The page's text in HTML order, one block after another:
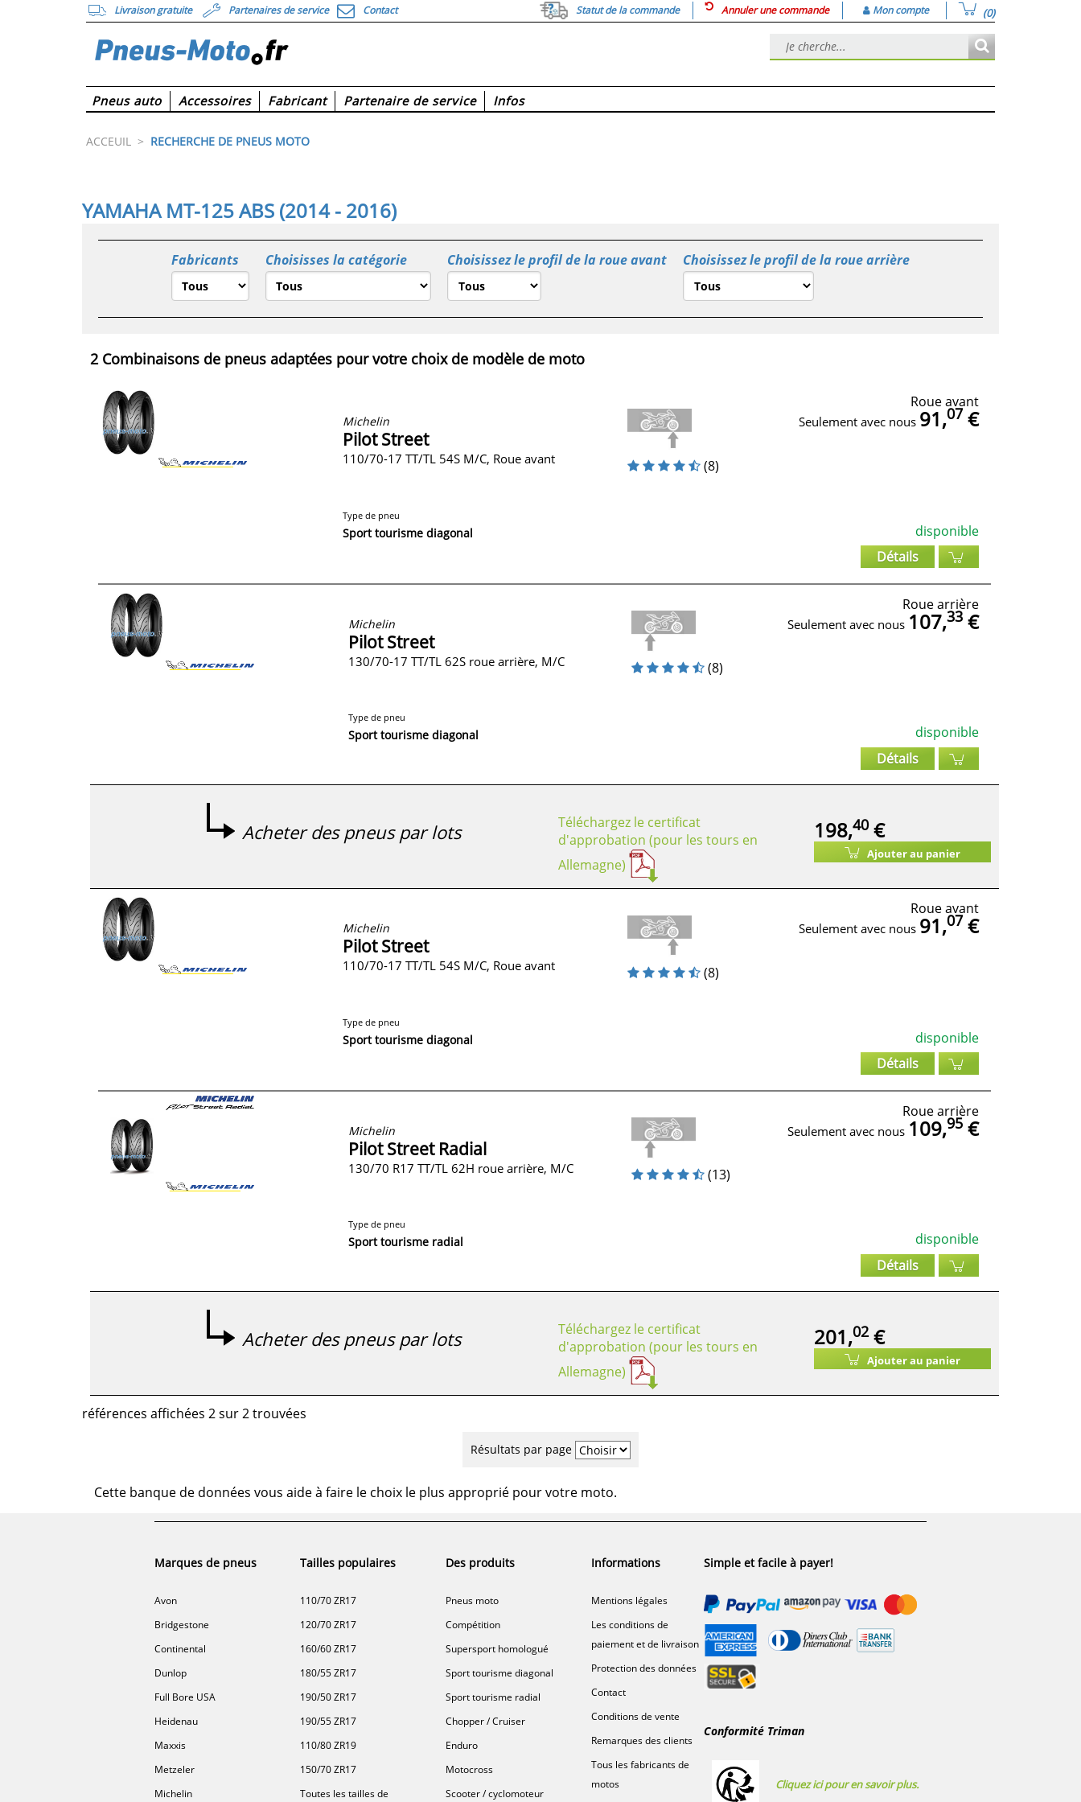
Livraison gratuite Partenaires de service Contact Statut de la commande Annuler une commande Mon compte (0)
Pneus auto Accessoires Fabricant Partenaire de service Infos
ACCEUIL > RECHERCHE DE PNEUS MOTO
YAMAHA MT-125 ABS (2014 - 2016)
Fabricants Choisisses la catégorie Choisissez le profil de la roue avant Choisissez le profil de la roue arrière
2 Combinaisons de pneus adaptées pour votre choix de modèle de moto
Michelin
Pilot Street
110/70-17 TT/TL 54S M/C, Roue avant
Type de pneu
Sport tourisme diagonal
(8)
Roue avant
Seulement avec nous 91,07€
disponible
Détails
Michelin
Pilot Street
130/70-17 TT/TL 62S roue arrière, M/C
Type de pneu
Sport tourisme diagonal
(8)
Roue arrière
Seulement avec nous 107,33 €
disponible
Détails
Acheter des pneus par lots
Téléchargez le certificat
d'approbation (pour les tours en
Allemagne)
198,40€
Ajouter au panier
Michelin
Pilot Street
110/70-17 TT/TL 54S M/C, Roue avant
Type de pneu
Sport tourisme diagonal
(8)
Roue avant
Seulement avec nous 91,07€
disponible
Détails
Michelin
Pilot Street Radial
130/70 R17 TT/TL 62H roue arrière, M/C
Type de pneu
Sport tourisme radial
(13)
Roue arrière
Seulement avec nous 109,95 €
disponible
Détails
Acheter des pneus par lots
Téléchargez le certificat
d'approbation (pour les tours en
Allemagne)
201,02 €
Ajouter au panier
références affichées 2 sur 2 trouvées
Résultats par page
Cette banque de données vous aide à faire le choix le plus approprié pour votre moto.
Marques de pneus
Avon
Bridgestone
Continental
Dunlop
Full Bore USA
Heidenau
Maxxis
Metzeler
Michelin
Tailles populaires
110/70 ZR17
120/70 ZR17
160/60 ZR17
180/55 ZR17
190/50 ZR17
190/55 ZR17
110/80 ZR19
150/70 ZR17
Toutes les tailles de
Des produits
Pneus moto
Compétition
Supersport homologué
Sport tourisme diagonal
Sport tourisme radial
Chopper / Cruiser
Enduro
Motocross
Scooter / cyclomoteur
Informations
Mentions légales
Les conditions de
paiement et de livraison
Protection des données
Contact
Conditions de vente
Remarques des clients
Tous les fabricants de
motos
Simple et facile à payer!
Conformité Triman
Cliquez ici pour en savoir plus.